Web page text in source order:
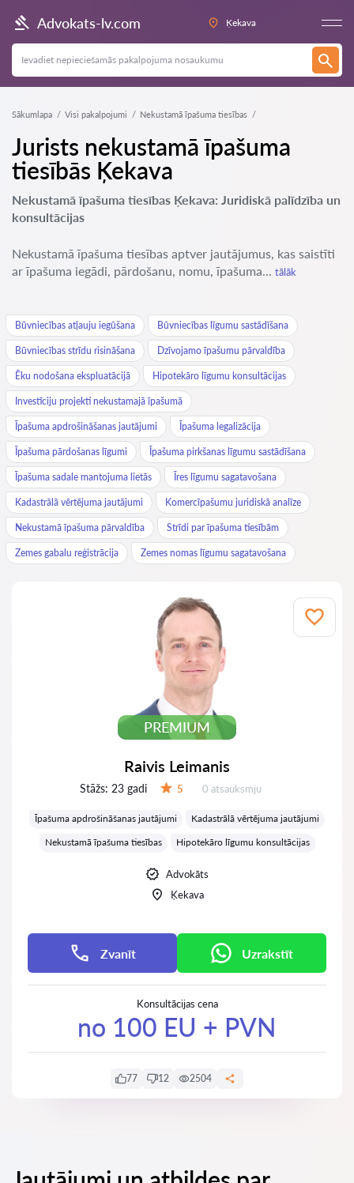
Advokats-lv.com Ķekava
Sākumlapa Visi pakalpojumi Nekustamā īpašuma tiesības
Jurists nekustamā īpašuma
tiesībās Ķekava
Nekustamā īpašuma tiesības Ķekava: Juridiskā palīdzība un
konsultācijas
Nekustamā īpašuma tiesības aptver jautājumus, kas saistīti
ar īpašuma iegādi, pārdošanu, nomu, īpašuma... tālāk
Būvniecības atļauju iegūšana Būvniecības līgumu sastādīšana
Būvniecības strīdu risināšana Dzīvojamo īpašumu pārvaldība
Ēku nodošana ekspluatācijā Hipotekāro līgumu konsultācijas
Investīciju projekti nekustamajā īpašumā
Īpašuma apdrošināšanas jautājumi Īpašuma legalizācija
Īpašuma pārdošanas līgumi Īpašuma pirkšanas līgumu sastādīšana
Īpašuma sadale mantojuma lietās Īres līgumu sagatavošana
Kadastrālā vērtējuma jautājumi Komercīpašumu juridiskā analīze
Nekustamā īpašuma pārvaldība Strīdi par īpašuma tiesībām
Zemes gabalu reģistrācija Zemes nomas līgumu sagatavošana
PREMIUM
Raivis Leimanis
Stāžs: 23 gadi 5 Atsauksmes:
0 atsauksmju
Īpašuma apdrošināšanas jautājumi
Kadastrālā vērtējuma jautājumi
Nekustamā īpašuma tiesības
Hipotekāro līgumu konsultācijas
Advokāts
Ķekava
Zvanīt Uzrakstīt
Konsultācijas cena
no 100 EU + PVN
77 12 2504